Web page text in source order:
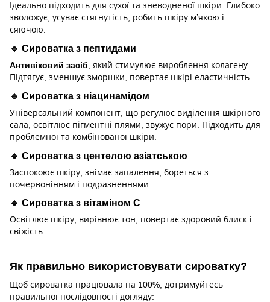
Ідеально підходить для сухої та зневодненої шкіри. Глибоко
зволожує, усуває стягнутість, робить шкіру м’якою і
сяючою.
🔹 Сироватка з пептидами
Антивіковий засіб , який стимулює вироблення колагену.
Підтягує, зменшує зморшки, повертає шкірі еластичність.
🔹 Сироватка з ніацинамідом
Універсальний компонент, що регулює виділення шкірного
сала, освітлює пігментні плями, звужує пори. Підходить для
проблемної та комбінованої шкіри.
🔹 Сироватка з центелою азіатською
Заспокоює шкіру, знімає запалення, бореться з
почервонінням і подразненнями.
🔹 Сироватка з вітаміном С
Освітлює шкіру, вирівнює тон, повертає здоровий блиск і
свіжість.
Як правильно використовувати сироватку?
Щоб сироватка працювала на 100%, дотримуйтесь
правильної послідовності догляду: